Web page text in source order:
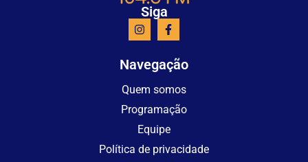
Siga
Navegação
Quem somos
Programação
Equipe
Política de privacidade